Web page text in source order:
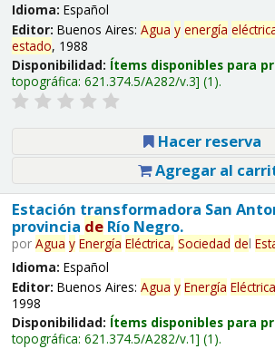
Idioma: Español
Editor: Buenos Aires: Agua y energía
estado, 1988
Disponibilidad: Ítems disponibles para
topográfica: 621.374.5/A282/v.3 (1).
Hacer reserva
Agregar al
Estación transformadora San
provincia deRío Negro.
por Agua y Energía Eléctrica, Sociedad del
Idioma: Español
Editor: Buenos Aires: Agua y Energía
1998
Disponibilidad: Ítems disponibles para
topográfica: 621.374.5/A282/v.1 (1).